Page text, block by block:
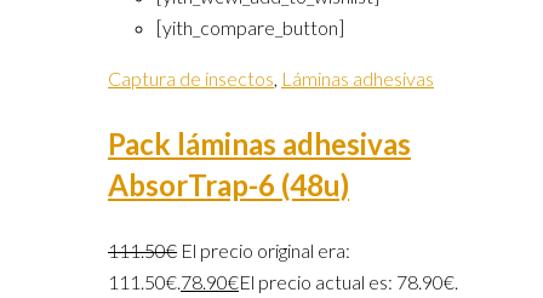
[yith_compare_button]
Captura de insectos, Láminas adhesivas
Pack láminas adhesivas
AbsorTrap-6 (48u)
111.50€ El precio original era:
111.50€.78.90€El precio actual es: 78.90€.